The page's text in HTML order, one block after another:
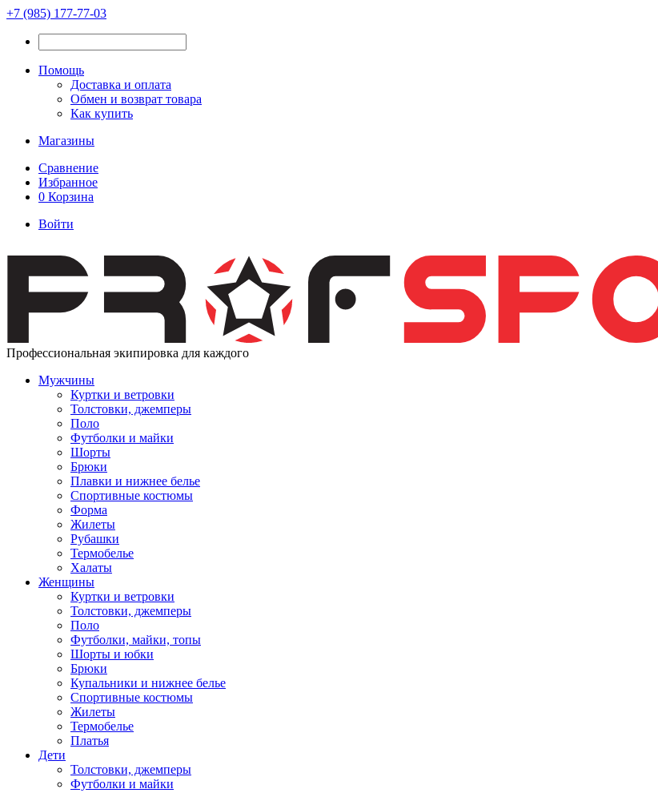
+7 (985) 177-77-03
Помощь
Доставка и оплата
Обмен и возврат товара
Как купить
Магазины
Сравнение
Избранное
0 Корзина
Войти
Профессиональная экипировка для каждого
Мужчины
Куртки и ветровки
Толстовки, джемперы
Поло
Футболки и майки
Шорты
Брюки
Плавки и нижнее белье
Спортивные костюмы
Форма
Жилеты
Рубашки
Термобелье
Халаты
Женщины
Куртки и ветровки
Толстовки, джемперы
Поло
Футболки, майки, топы
Шорты и юбки
Брюки
Купальники и нижнее белье
Спортивные костюмы
Жилеты
Термобелье
Платья
Дети
Толстовки, джемперы
Футболки и майки